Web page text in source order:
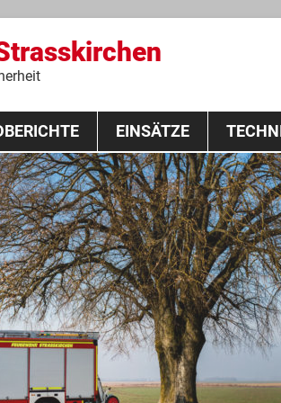
Zum
springen
EINSÄTZE
Fahrzeuge
Ausrüstung